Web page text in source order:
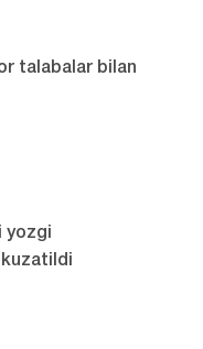
talabalar bilan